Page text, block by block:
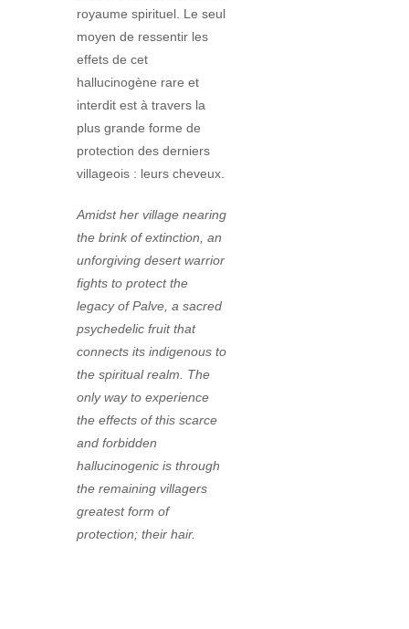
royaume spirituel. Le seul
moyen de ressentir les
effets de cet
hallucinogène rare et
interdit est à travers la
plus grande forme de
protection des derniers
villageois : leurs cheveux.
Amidst her village nearing
the brink of extinction, an
unforgiving desert warrior
fights to protect the
legacy of Palve, a sacred
psychedelic fruit that
connects its indigenous to
the spiritual realm. The
only way to experience
the effects of this scarce
and forbidden
hallucinogenic is through
the remaining villagers
greatest form of
protection; their hair.